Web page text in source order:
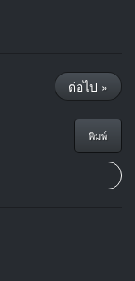
ต่อไป »
พิมพ์